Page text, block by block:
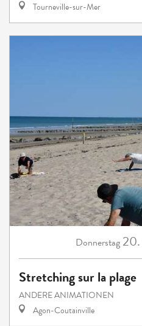
Tourneville-sur-Mer
Donnerstag 20.
Stretching sur la plage
ANDERE ANIMATIONEN
Agon-Coutainville